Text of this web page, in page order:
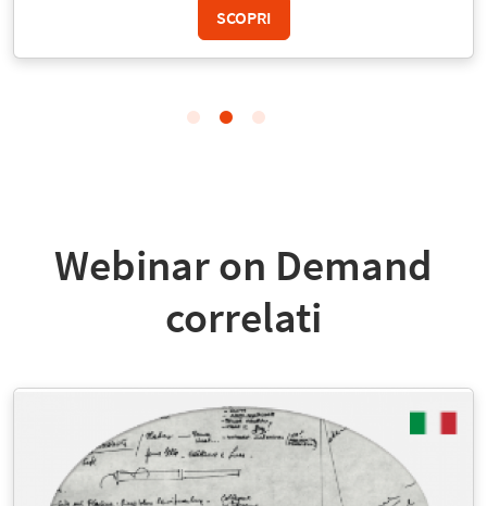
SCOPRI
Webinar on Demand
correlati